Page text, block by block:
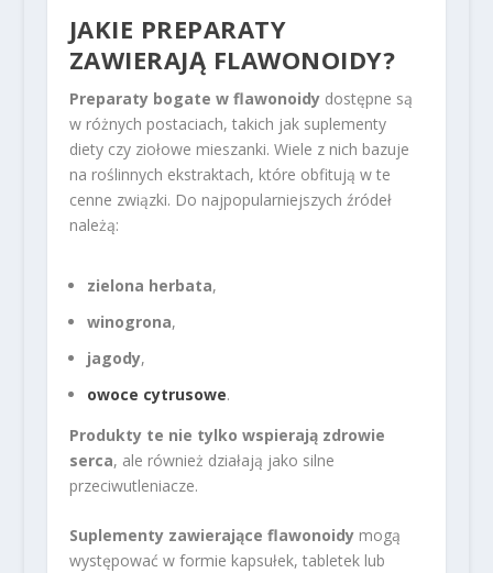
JAKIE PREPARATY
ZAWIERAJĄ FLAWONOIDY?
Preparaty bogate w flawonoidydostępne są
w różnych postaciach, takich jak suplementy
diety czy ziołowe mieszanki. Wiele z nich bazuje
na roślinnych ekstraktach, które obfitują w te
cenne związki. Do najpopularniejszych źródeł
należą:
zielona herbata,
winogrona,
jagody,
owoce cytrusowe.
Produkty te nie tylko wspierają zdrowie
serca, ale również działają jako silne
przeciwutleniacze.
Suplementy zawierające flawonoidymogą
występować w formie kapsułek, tabletek lub